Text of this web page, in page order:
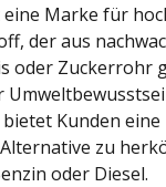
eine Marke für
der aus
oder Zuckerrohr
Kunden eine
zu
oder Diesel.